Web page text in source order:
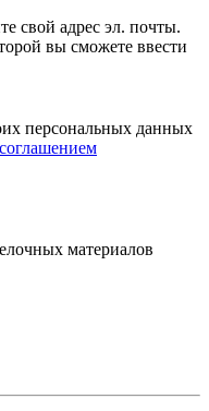
свой адрес эл. почты.
вы сможете ввести
персональных данных
материалов